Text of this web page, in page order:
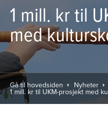
1 mill. kr til
med
Gå til hovedsiden Nyheter
1 mill. kr til UKM-prosjekt med